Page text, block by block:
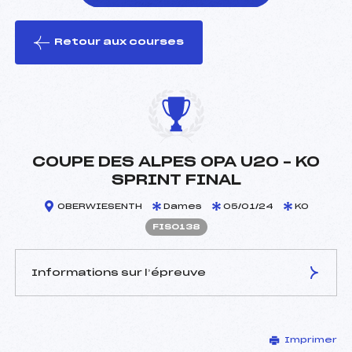
le ski
Retour aux courses
COUPE DES ALPES OPA U20 – KO
SPRINT FINAL
OBERWIESENTH Dames 05/01/24 KO
FIS0138
Informations sur l’épreuve
–
Imprimer